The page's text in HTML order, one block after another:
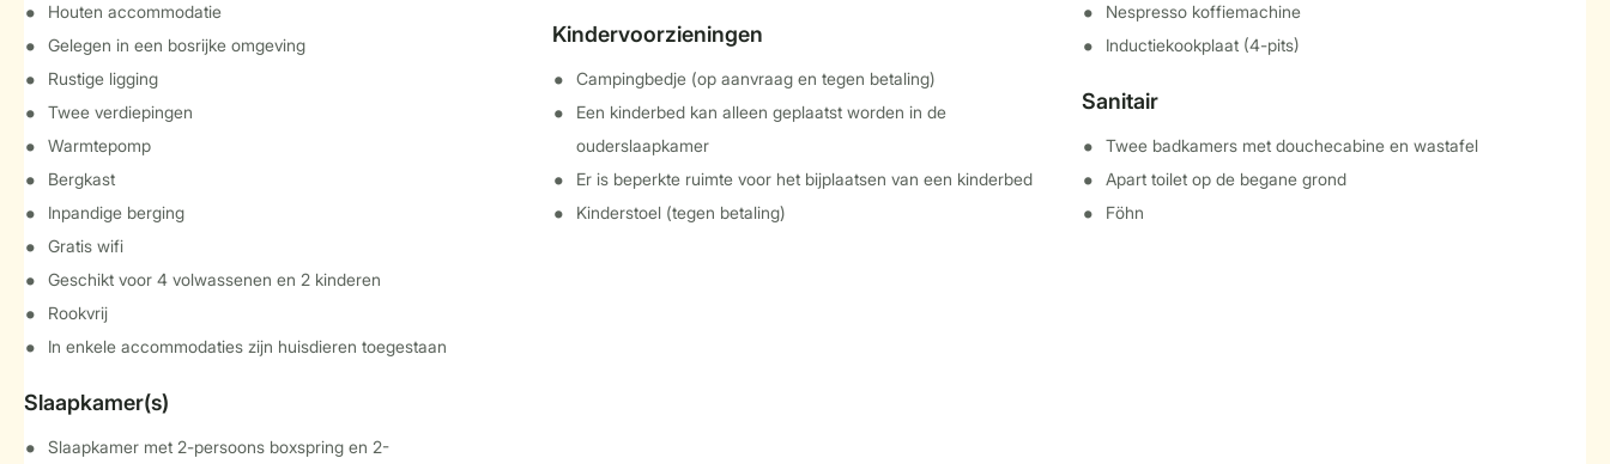
Houten accommodatie
Gelegen in een bosrijke omgeving
Rustige ligging
Twee verdiepingen
Warmtepomp
Bergkast
Inpandige berging
Gratis wifi
Geschikt voor 4 volwassenen en 2 kinderen
Rookvrij
In enkele accommodaties zijn huisdieren toegestaan
Slaapkamer(s)
Slaapkamer met 2-persoons boxspring en 2-
Kindervoorzieningen
Campingbedje (op aanvraag en tegen betaling)
Een kinderbed kan alleen geplaatst worden in de
ouderslaapkamer
Er is beperkte ruimte voor het bijplaatsen van een kinderbed
Kinderstoel (tegen betaling)
Nespresso koffiemachine
Inductiekookplaat (4-pits)
Sanitair
Twee badkamers met douchecabine en wastafel
Apart toilet op de begane grond
Föhn